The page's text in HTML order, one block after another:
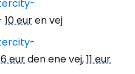
10 euren vej
6 eurden ene vej,11 eur